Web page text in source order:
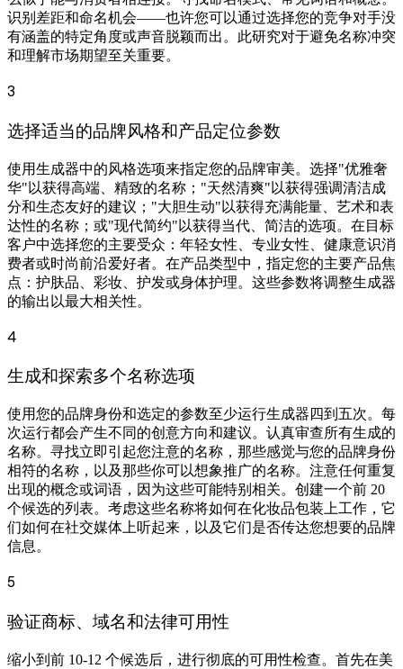
识别差距和命名机会——也许您可以通过选择您的竞争对手没
有涵盖的特定角度或声音脱颖而出。此研究对于避免名称冲突
和理解市场期望至关重要。
3
选择适当的品牌风格和产品定位参数
使用生成器中的风格选项来指定您的品牌审美。选择"优雅奢
华"以获得高端、精致的名称；"天然清爽"以获得强调清洁成
分和生态友好的建议；"大胆生动"以获得充满能量、艺术和表
达性的名称；或"现代简约"以获得当代、简洁的选项。在目标
客户中选择您的主要受众：年轻女性、专业女性、健康意识消
费者或时尚前沿爱好者。在产品类型中，指定您的主要产品焦
点：护肤品、彩妆、护发或身体护理。这些参数将调整生成器
的输出以最大相关性。
4
生成和探索多个名称选项
使用您的品牌身份和选定的参数至少运行生成器四到五次。每
次运行都会产生不同的创意方向和建议。认真审查所有生成的
名称。寻找立即引起您注意的名称，那些感觉与您的品牌身份
相符的名称，以及那些你可以想象推广的名称。注意任何重复
出现的概念或词语，因为这些可能特别相关。创建一个前 20
个候选的列表。考虑这些名称将如何在化妆品包装上工作，它
们如何在社交媒体上听起来，以及它们是否传达您想要的品牌
信息。
5
验证商标、域名和法律可用性
缩小到前 10-12 个候选后，进行彻底的可用性检查。首先在美